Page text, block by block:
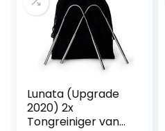
Lunata (Upgrade
2020) 2x
Tongreiniger van